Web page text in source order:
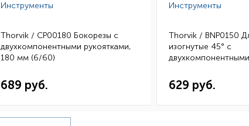
Инструменты
Thorvik / CP00180 Бокорезы с
двухкомпонентными рукоятками,
180 мм (6/60)
689 руб.
Инструменты
Thorvik / BNP0150
изогнутые 45° с
629 руб.